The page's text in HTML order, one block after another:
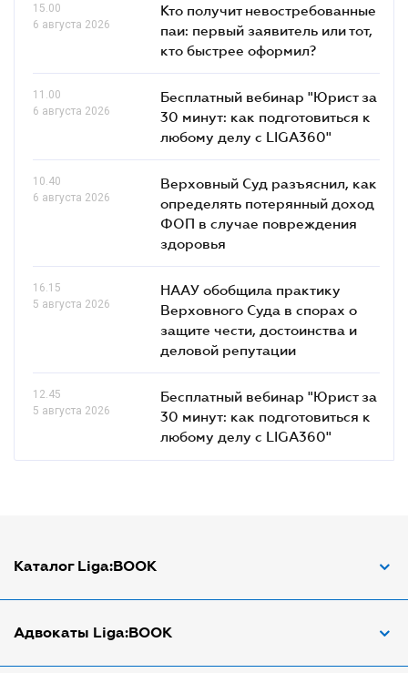
15.00
6 августа 2026
Кто получит невостребованные
паи: первый заявитель или тот,
кто быстрее оформил?
11.00
6 августа 2026
Бесплатный вебинар "Юрист за
30 минут: как подготовиться к
любому делу с LIGA360"
10.40
6 августа 2026
Верховный Суд разъяснил, как
определять потерянный доход
ФОП в случае повреждения
здоровья
16.15
5 августа 2026
НААУ обобщила практику
Верховного Суда в спорах о
защите чести, достоинства и
деловой репутации
12.45
5 августа 2026
Бесплатный вебинар "Юрист за
30 минут: как подготовиться к
любому делу с LIGA360"
Каталог Liga:BOOK
Адвокат по трудовым спорам
Адвокаты Liga:BOOK